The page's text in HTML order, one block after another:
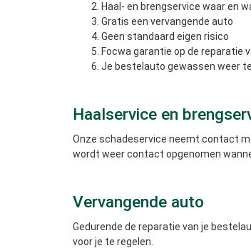
Haal- en brengservice waar en
Gratis een vervangende auto
Geen standaard eigen risico
Focwa garantie op de reparatie
Je bestelauto gewassen weer
Haalservice en
Onze schadeservice neemt contact
wordt weer contact opgenomen
Vervangende auto
Gedurende de reparatie van je
voor je te regelen.